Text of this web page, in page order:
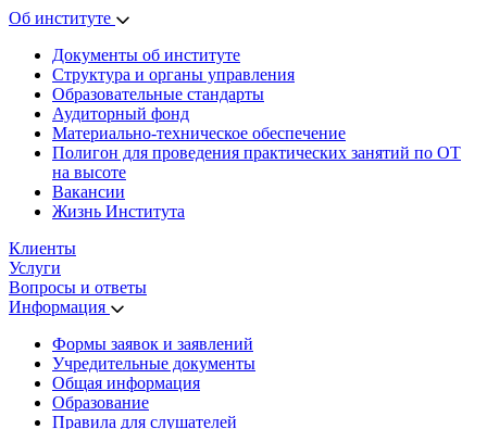
Об институте
Документы об институте
Структура и органы управления
Образовательные стандарты
Аудиторный фонд
Материально-техническое обеспечение
Полигон для проведения практических занятий по ОТ
на высоте
Вакансии
Жизнь Института
Клиенты
Услуги
Вопросы и ответы
Информация
Формы заявок и заявлений
Учредительные документы
Общая информация
Образование
Правила для слушателей